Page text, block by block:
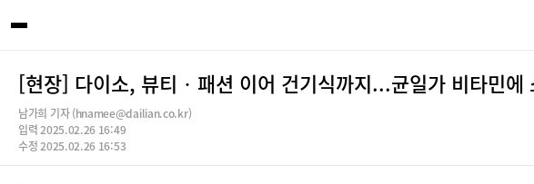
[현장] 다이소, 뷰티‧패션 이어 건기식까지...균일가 비타민에
남가희 기자 (hnamee@dailian.co.kr)
입력 2025.02.26 16:49
수정 2025.02.26 16:53